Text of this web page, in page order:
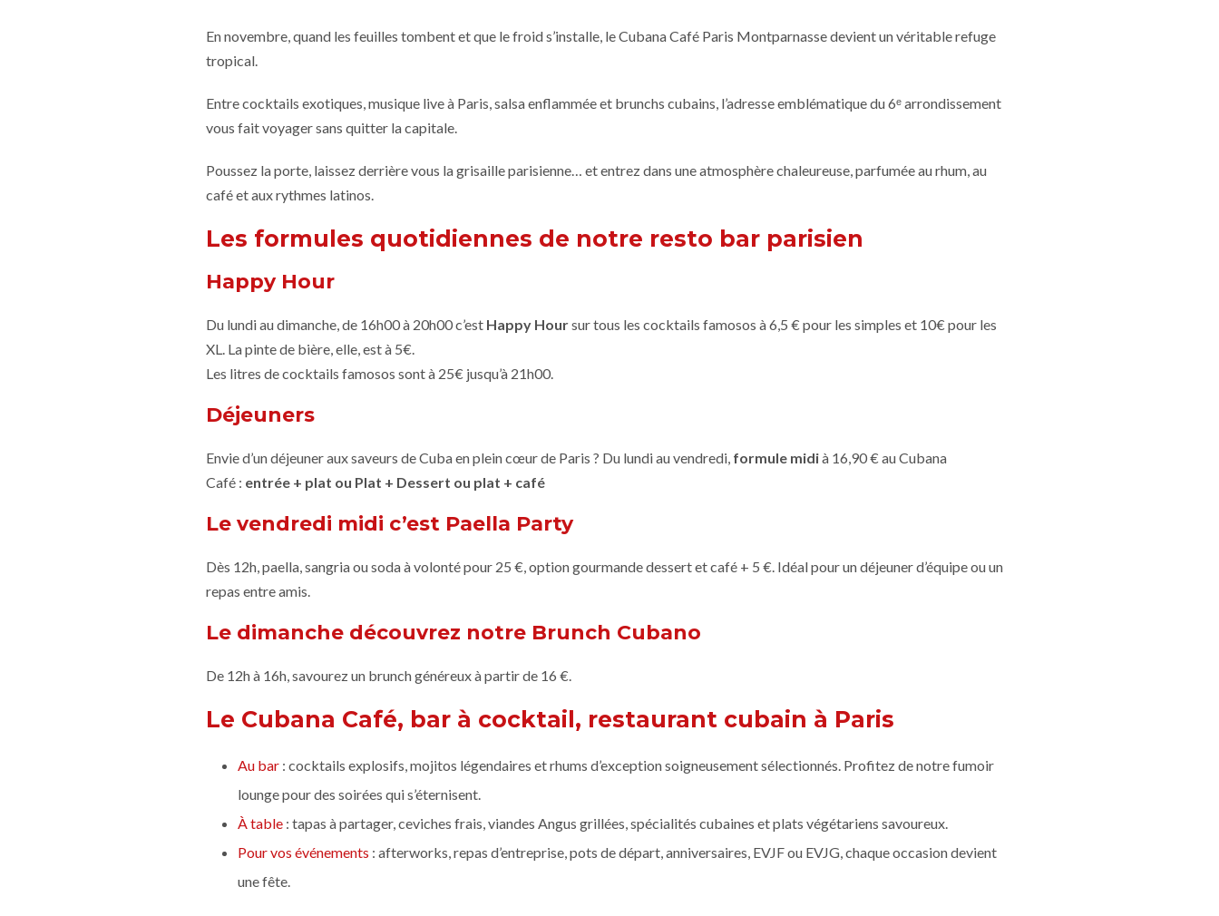
En novembre, quand les feuilles tombent et que le froid s’installe, le Cubana Café Paris Montparnasse devient un véritable refuge
tropical.
Entre cocktails exotiques, musique live à Paris, salsa enflammée et brunchs cubains, l’adresse emblématique du 6ᵉ arrondissement
vous fait voyager sans quitter la capitale.
Poussez la porte, laissez derrière vous la grisaille parisienne… et entrez dans une atmosphère chaleureuse, parfumée au rhum, au
café et aux rythmes latinos.
Les formules quotidiennes de notre resto bar parisien
Happy Hour
Du lundi au dimanche, de 16h00 à 20h00 c’est Happy Hoursur tous les cocktails famosos à 6,5 € pour les simples et 10€ pour les
XL. La pinte de bière, elle, est à 5€.
Les litres de cocktails famosos sont à 25€ jusqu’à 21h00.
Déjeuners
Envie d’un déjeuner aux saveurs de Cuba en plein cœur de Paris ? Du lundi au vendredi, formule midià 16,90 € au Cubana
Café : entrée + plat ou Plat + Dessert ou plat + café
Le vendredi midi c’est Paella Party
Dès 12h, paella, sangria ou soda à volonté pour 25 €, option gourmande dessert et café + 5 €. Idéal pour un déjeuner d’équipe ou un
repas entre amis.
Le dimanche découvrez notre Brunch Cubano
De 12h à 16h, savourez un brunch généreux à partir de 16 €.
Le Cubana Café, bar à cocktail, restaurant cubain à Paris
Au bar : cocktails explosifs, mojitos légendaires et rhums d’exception soigneusement sélectionnés. Profitez de notre fumoir
lounge pour des soirées qui s’éternisent.
À table : tapas à partager, ceviches frais, viandes Angus grillées, spécialités cubaines et plats végétariens savoureux.
Pour vos événements : afterworks, repas d’entreprise, pots de départ, anniversaires, EVJF ou EVJG, chaque occasion devient
une fête.